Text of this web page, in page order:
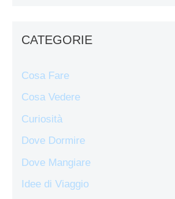
CATEGORIE
Cosa Fare
Cosa Vedere
Curiosità
Dove Dormire
Dove Mangiare
Idee di Viaggio